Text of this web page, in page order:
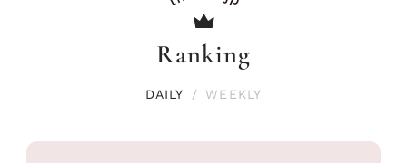
Ranking
DAILY / WEEKLY